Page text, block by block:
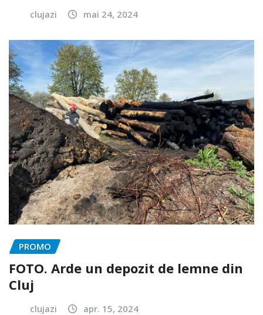
clujazi mai 24, 2024
PROMO
FOTO. Arde un depozit de lemne din
Cluj
clujazi apr. 15, 2024